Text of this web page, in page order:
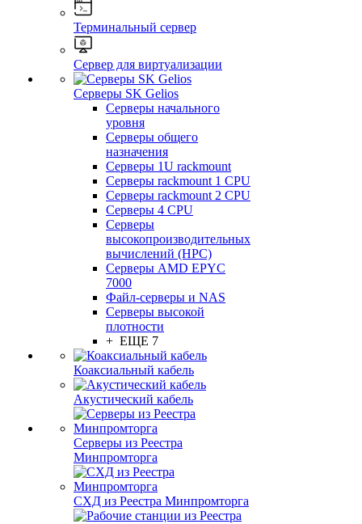
Терминальный сервер
Сервер для виртуализации
Серверы SK Gelios
Серверы начального
уровня
Серверы общего
назначения
Серверы 1U rackmount
Серверы rackmount 1 CPU
Серверы rackmount 2 CPU
Серверы 4 CPU
Серверы
высокопроизводительных
вычислений (HPC)
Серверы AMD EPYC
7000
Файл-серверы и NAS
Серверы высокой
плотности
+ ЕЩЕ 7
Коаксиальный кабель
Акустический кабель
Серверы из Реестра
Минпромторга
СХД из Реестра Минпромторга